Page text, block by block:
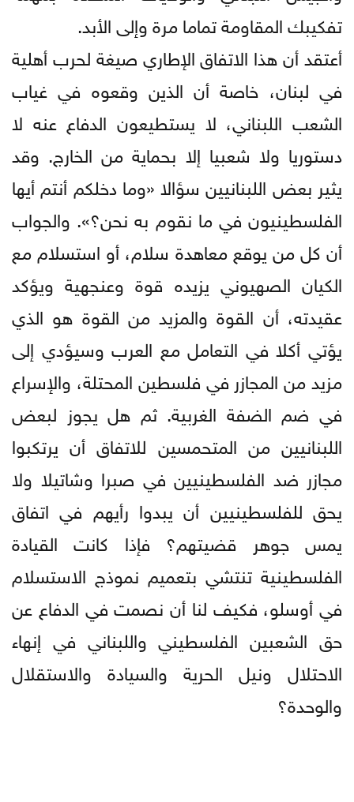
تفكيبك المقاومة تماما مرة وإلى الأبد.
أعتقد أن هذا الاتفاق الإطاري صيغة لحرب أهلية
في لبنان، خاصة أن الذين وقعوه في غياب
الشعب اللبناني، لا يستطيعون الدفاع عنه لا
دستوريا ولا شعبيا إلا بحماية من الخارج. وقد
يثير بعض اللبنانيين سؤالا «وما دخلكم أنتم أيها
الفلسطينيون في ما نقوم به نحن؟». والجواب
أن كل من يوقع معاهدة سلام، أو استسلام مع
الكيان الصهيوني يزيده قوة وعنجهية ويؤكد
عقيدته، أن القوة والمزيد من القوة هو الذي
يؤتي أكلا في التعامل مع العرب وسيؤدي إلى
مزيد من المجازر في فلسطين المحتلة، والإسراع
في ضم الضفة الغربية. ثم هل يجوز لبعض
اللبنانيين من المتحمسين للاتفاق أن يرتكبوا
مجازر ضد الفلسطينيين في صبرا وشاتيلا ولا
يحق للفلسطينيين أن يبدوا رأيهم في اتفاق
يمس جوهر قضيتهم؟ فإذا كانت القيادة
الفلسطينية تنتشي بتعميم نموذج الاستسلام
في أوسلو، فكيف لنا أن نصمت في الدفاع عن
حق الشعبين الفلسطيني واللبناني في إنهاء
الاحتلال ونيل الحرية والسيادة والاستقلال
والوحدة؟